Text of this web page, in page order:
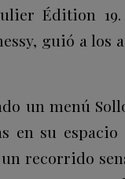
Édition
guió a los
un menú
en su
recorrido